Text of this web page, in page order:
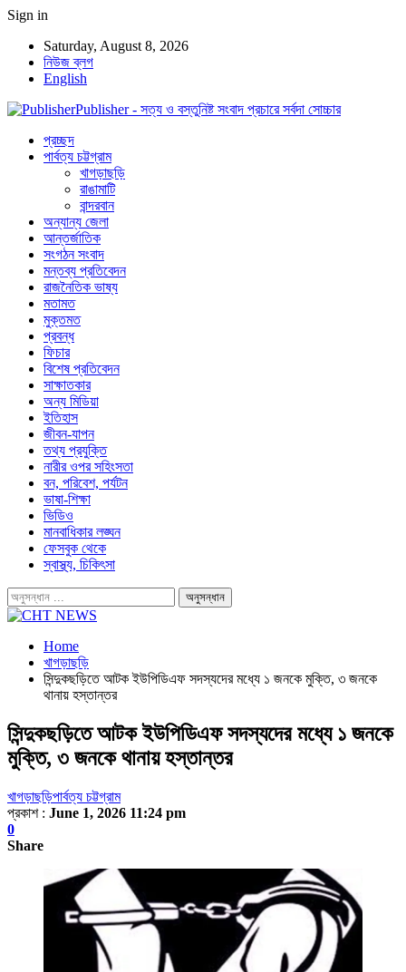
Sign in
Saturday, August 8, 2026
নিউজ ব্লগ
English
Publisher - সত্য ও বস্তুনিষ্ট সংবাদ প্রচারে সর্বদা সোচ্চার
প্রচ্ছদ
পার্বত্য চট্টগ্রাম
খাগড়াছড়ি
রাঙামাটি
বান্দরবান
অন্যান্য জেলা
আন্তর্জাতিক
সংগঠন সংবাদ
মন্তব্য প্রতিবেদন
রাজনৈতিক ভাষ্য
মতামত
মুক্তমত
প্রবন্ধ
ফিচার
বিশেষ প্রতিবেদন
সাক্ষাতকার
অন্য মিডিয়া
ইতিহাস
জীবন-যাপন
তথ্য প্রযুক্তি
নারীর ওপর সহিংসতা
বন, পরিবেশ, পর্যটন
ভাষা-শিক্ষা
ভিডিও
মানবাধিকার লঙ্ঘন
ফেসবুক থেকে
স্বাস্থ্য, চিকিৎসা
Home
খাগড়াছড়ি
সিন্দুকছড়িতে আটক ইউপিডিএফ সদস্যদের মধ্যে ১ জনকে মুক্তি, ৩ জনকে
থানায় হস্তান্তর
সিন্দুকছড়িতে আটক ইউপিডিএফ সদস্যদের মধ্যে ১ জনকে
মুক্তি, ৩ জনকে থানায় হস্তান্তর
খাগড়াছড়িপার্বত্য চট্টগ্রাম
প্রকাশ : June 1, 2026 11:24 pm
0
Share